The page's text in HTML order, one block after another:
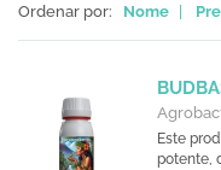
Ordenar por: Nome
Este
potente,